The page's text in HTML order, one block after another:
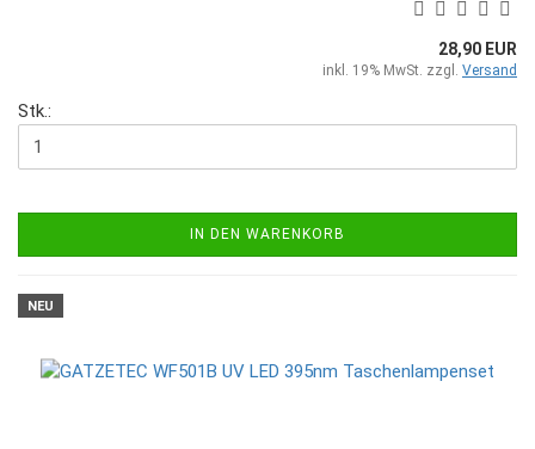
28,90 EUR
inkl. 19% MwSt. zzgl. Versand
Stk.:
IN DEN WARENKORB
NEU